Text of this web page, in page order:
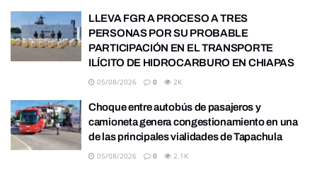
LLEVA FGR A PROCESO A TRES
PERSONAS POR SU PROBABLE
PARTICIPACIÓN EN EL TRANSPORTE
ILÍCITO DE HIDROCARBURO EN CHIAPAS
05/08/2026 0 2K
Choque entre autobús de pasajeros y
camioneta genera congestionamiento en una
de las principales vialidades de Tapachula
05/08/2026 0 2.1K